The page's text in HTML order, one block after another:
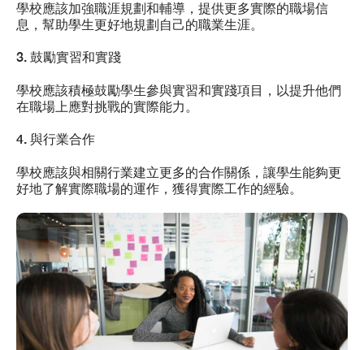
學校應該加強職涯規劃和輔導，提供更多實際的職場信
息，幫助學生更好地規劃自己的職業生涯。
3. 鼓勵實習和實踐
學校應該積極鼓勵學生參與實習和實踐項目，以提升他們
在職場上應對挑戰的實際能力。
4. 與行業合作
學校應該與相關行業建立更多的合作關係，讓學生能夠更
好地了解實際職場的運作，獲得實際工作的經驗。